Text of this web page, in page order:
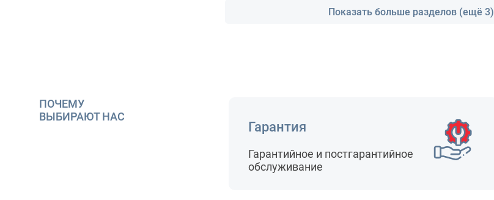
Показать больше разделов (ещё 3)
ПОЧЕМУ
ВЫБИРАЮТ НАС
Гарантия
Гарантийное и постгарантийное
обслуживание